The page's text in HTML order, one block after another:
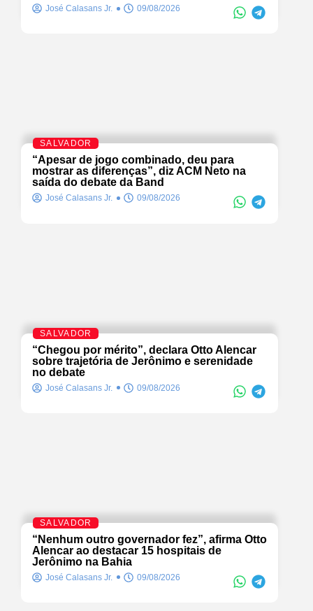
José Calasans Jr. 09/08/2026
SALVADOR
“Apesar de jogo combinado, deu para
mostrar as diferenças”, diz ACM Neto na
saída do debate da Band
José Calasans Jr. 09/08/2026
SALVADOR
“Chegou por mérito”, declara Otto Alencar
sobre trajetória de Jerônimo e serenidade
no debate
José Calasans Jr. 09/08/2026
SALVADOR
“Nenhum outro governador fez”, afirma Otto
Alencar ao destacar 15 hospitais de
Jerônimo na Bahia
José Calasans Jr. 09/08/2026